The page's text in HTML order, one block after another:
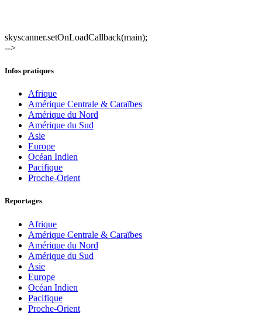
skyscanner.setOnLoadCallback(main);
-->
Infos pratiques
Afrique
Amérique Centrale & Caraïbes
Amérique du Nord
Amérique du Sud
Asie
Europe
Océan Indien
Pacifique
Proche-Orient
Reportages
Afrique
Amérique Centrale & Caraïbes
Amérique du Nord
Amérique du Sud
Asie
Europe
Océan Indien
Pacifique
Proche-Orient